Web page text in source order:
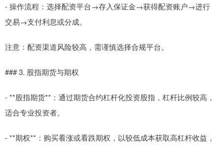
- 操作流程：选择配资平台→存入保证金→获得配资账户→进行
交易→支付利息或分成。
注意：配资渠道风险较高，需谨慎选择合规平台。
### 3. 股指期货与期权
- **股指期货**：通过期货合约杠杆化投资股指，杠杆比例较高，
适合专业投资者。
- **期权**：购买看涨或看跌期权，以较低成本获取高杠杆收益，